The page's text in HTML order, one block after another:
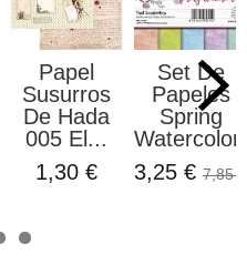
Papel
Susurros
De Hada
005 El...
1,30 €
Set De
Papeles
Spring
3,25 € 7,85 €